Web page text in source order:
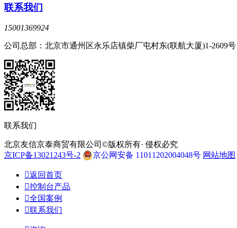
联系我们
15001369924
公司总部：北京市通州区永乐店镇柴厂屯村东(联航大厦)1-2609号
联系我们
北京友信京泰商贸有限公司©版权所有· 侵权必究
京ICP备13021243号-2
京公网安备 11011202004048号 网站地图
返回首页
控制台产品
全国案例
联系我们